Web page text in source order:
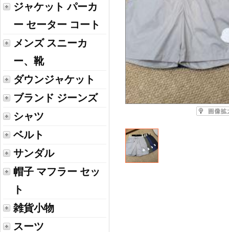
ジャケット パーカ
ー セーター コート
メンズ スニーカ
ー、靴
ダウンジャケット
ブランド ジーンズ
シャツ
ベルト
サンダル
帽子 マフラー セッ
ト
雑貨小物
スーツ